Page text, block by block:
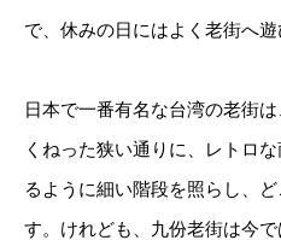
で、休みの日にはよく老街へ遊
日本で一番有名な台湾の老街は
くねった狭い通りに、レトロ
るように細い階段を照らし、
す。けれども、九份老街は今